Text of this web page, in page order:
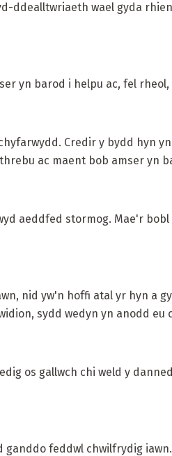
ddealltwriaeth wael gyda
yn barod i helpu ac, fel
Credir y bydd hyn
ac maent bob amser yn
aeddfed stormog. Mae'r
nid yw'n hoffi atal yr hyn a
sydd wedyn yn anodd eu
os gallwch chi weld y
ganddo feddwl chwilfrydig